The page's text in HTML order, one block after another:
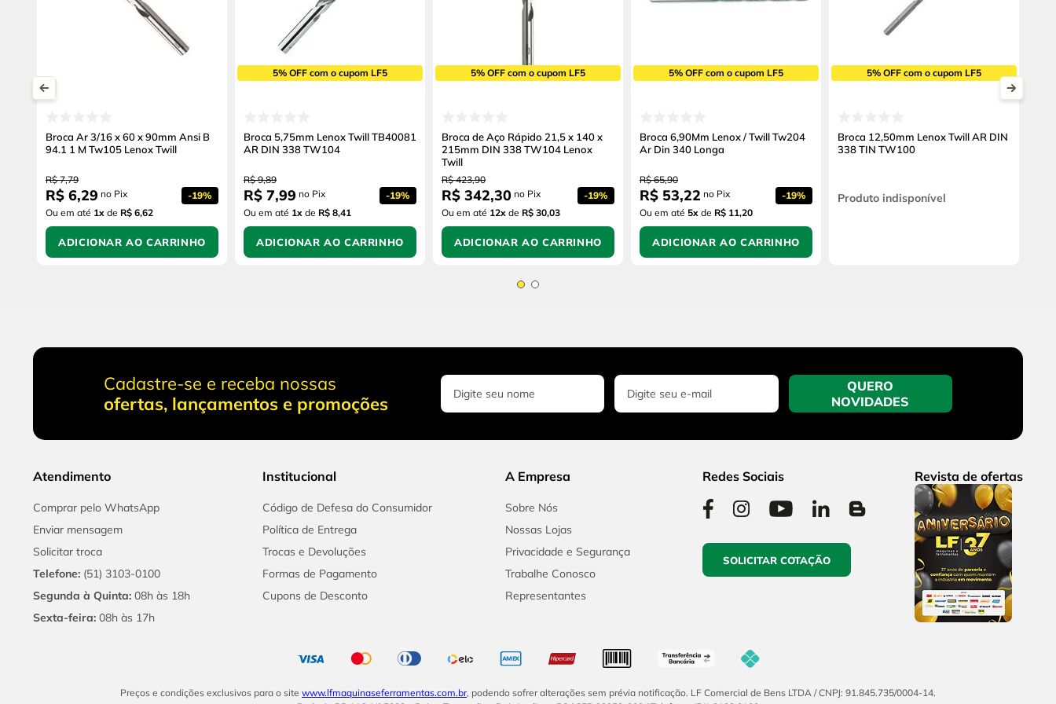
Broca Ar 3/16 x 60 x 90mm Ansi B
94.1 1 M Tw105 Lenox Twill
R$ 7,79
R$ 6,29 no Pix -19%
Ou em até 1x de R$ 6,62
ADICIONAR AO CARRINHO
5% OFF com o cupom LF5
Broca 5,75mm Lenox Twill TB40081
AR DIN 338 TW104
R$ 9,89
R$ 7,99 no Pix -19%
Ou em até 1x de R$ 8,41
ADICIONAR AO CARRINHO
5% OFF com o cupom LF5
Broca de Aço Rápido 21,5 x 140 x
215mm DIN 338 TW104 Lenox
Twill
R$ 423,90
R$ 342,30 no Pix -19%
Ou em até 12x de R$ 30,03
ADICIONAR AO CARRINHO
5% OFF com o cupom LF5
Broca 6,90Mm Lenox / Twill Tw204
Ar Din 340 Longa
R$ 65,90
R$ 53,22 no Pix -19%
Ou em até 5x de R$ 11,20
ADICIONAR AO CARRINHO
5% OFF com o cupom LF5
Broca 12,50mm Lenox Twill AR DIN
338 TIN TW100
Produto indisponível
Cadastre-se e receba nossas
ofertas, lançamentos e promoções
QUERO
NOVIDADES
Atendimento
Comprar pelo WhatsApp
Enviar mensagem
Solicitar troca
Telefone: (51) 3103-0100
Segunda à Quinta: 08h às 18h
Sexta-feira: 08h às 17h
Institucional
Código de Defesa do Consumidor
Política de Entrega
Trocas e Devoluções
Formas de Pagamento
Cupons de Desconto
A Empresa
Sobre Nós
Nossas Lojas
Privacidade e Segurança
Trabalhe Conosco
Representantes
Redes Sociais
SOLICITAR COTAÇÃO
Revista de ofertas
Preços e condições exclusivos para o site www.lfmaquinaseferramentas.com.br, podendo sofrer alterações sem prévia notificação. LF Comercial de Bens LTDA / CNPJ: 91.845.735/0004-14.